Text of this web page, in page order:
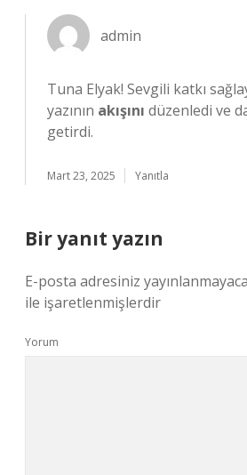
admin
Tuna Elyak! Sevgili katkı
yazının akışını düzenledi ve
getirdi.
Mart 23, 2025 Yanıtla
Bir yanıt yazın
E-posta adresiniz
ile işaretlenmişlerdir
Yorum